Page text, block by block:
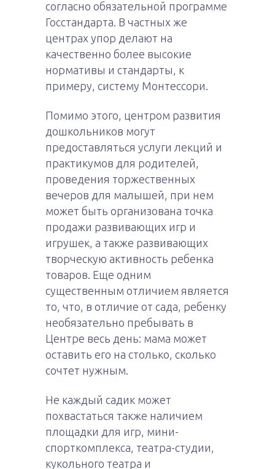
согласно обязательной программе
Госстандарта. В частных же
центрах упор делают на
качественно более высокие
нормативы и стандарты, к
примеру, систему Монтессори.
Помимо этого, центром развития
дошкольников могут
предоставляться услуги лекций и
практикумов для родителей,
проведения торжественных
вечеров для малышей, при нем
может быть организована точка
продажи развивающих игр и
игрушек, а также развивающих
творческую активность ребенка
товаров. Еще одним
существенным отличием является
то, что, в отличие от сада, ребенку
необязательно пребывать в
Центре весь день: мама может
оставить его на столько, сколько
сочтет нужным.
Не каждый садик может
похвастаться также наличием
площадки для игр, мини-
спорткомплекса, театра-студии,
кукольного театра и